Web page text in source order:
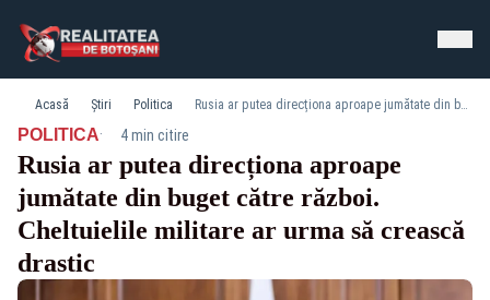
Acasă Știri Politica Rusia ar putea direcționa aproape jumătate din buget către război. Cheltuielile militare ar urma să crească drastic
POLITICA· 4 min citire
Rusia ar putea direcționa aproape
jumătate din buget către război.
Cheltuielile militare ar urma să crească
drastic